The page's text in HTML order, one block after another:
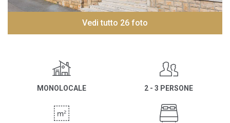
Vedi tutto 26 foto
MONOLOCALE 2 - 3 PERSONE